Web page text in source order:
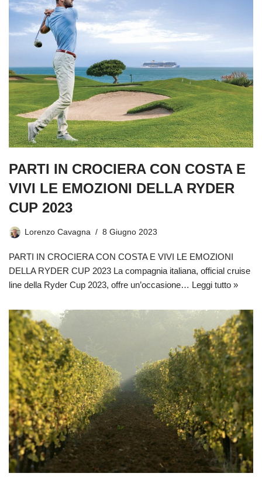
PARTI IN CROCIERA CON COSTA E
VIVI LE EMOZIONI DELLA RYDER
CUP 2023
Lorenzo Cavagna 8 Giugno 2023
PARTI IN CROCIERA CON COSTA E VIVI LE EMOZIONI
DELLA RYDER CUP 2023 La compagnia italiana, official cruise
line della Ryder Cup 2023, offre un’occasione… Leggi tutto »